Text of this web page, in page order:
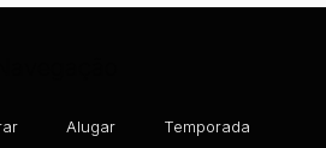
Sala(s) Suíte(s)
Alugar Temporada